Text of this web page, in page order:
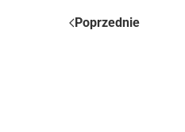
Poprzednie